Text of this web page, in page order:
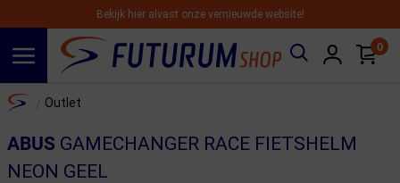
Bekijk hier alvast onze vernieuwde website!
0
Home Outlet
ABUS GAMECHANGER RACE FIETSHELM
NEON GEEL